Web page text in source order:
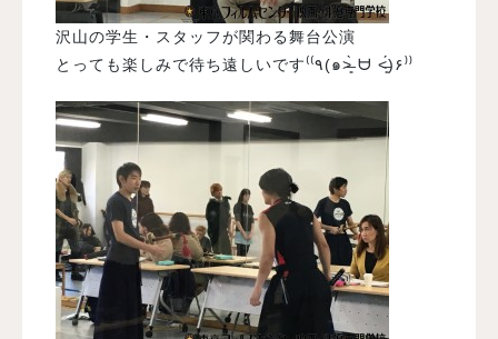
沢山の学生・スタッフが関わる舞台公演
とっても楽しみで待ち遠しいです⁽⁽٩(๑˃̶͈̀ ᗨ ˂̶͈́)۶⁾⁾